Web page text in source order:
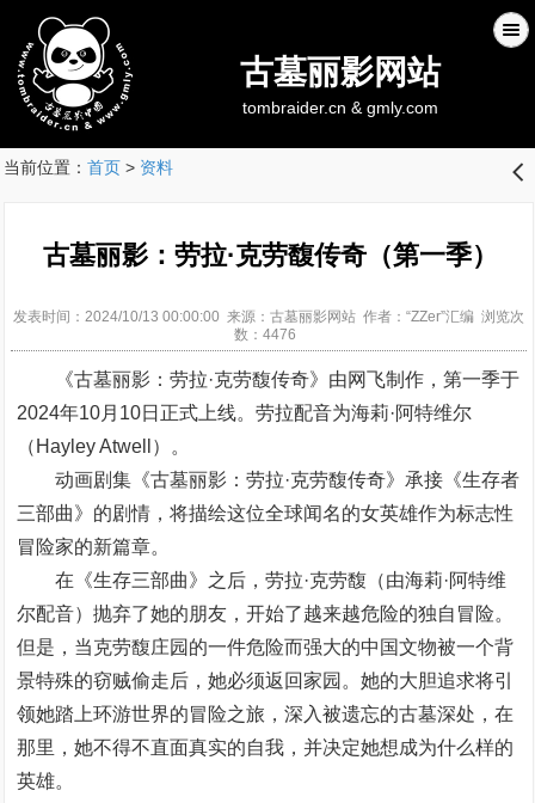
古墓丽影网站
tombraider.cn & gmly.com
当前位置： 首页> 资料 󰊒
古墓丽影：劳拉·克劳馥传奇（第一季）
发表时间：2024/10/13 00:00:00 来源：古墓丽影网站 作者：“ZZer”汇编 浏览次
数：4476
《古墓丽影：劳拉·克劳馥传奇》由网飞制作，第一季于
2024年10月10日正式上线。劳拉配音为海莉·阿特维尔
（Hayley Atwell）。
动画剧集《古墓丽影：劳拉·克劳馥传奇》承接《生存者
三部曲》的剧情，将描绘这位全球闻名的女英雄作为标志性
冒险家的新篇章。
在《生存三部曲》之后，劳拉·克劳馥（由海莉·阿特维
尔配音）抛弃了她的朋友，开始了越来越危险的独自冒险。
但是，当克劳馥庄园的一件危险而强大的中国文物被一个背
景特殊的窃贼偷走后，她必须返回家园。她的大胆追求将引
领她踏上环游世界的冒险之旅，深入被遗忘的古墓深处，在
那里，她不得不直面真实的自我，并决定她想成为什么样的
英雄。